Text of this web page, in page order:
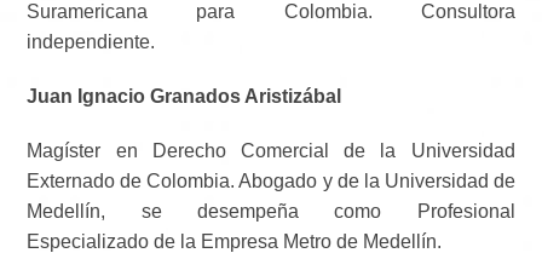
Suramericana para Colombia. Consultora
independiente.
Juan Ignacio Granados Aristizábal
Magíster en Derecho Comercial de la Universidad
Externado de Colombia. Abogado y de la Universidad de
Medellín, se desempeña como Profesional
Especializado de la Empresa Metro de Medellín.